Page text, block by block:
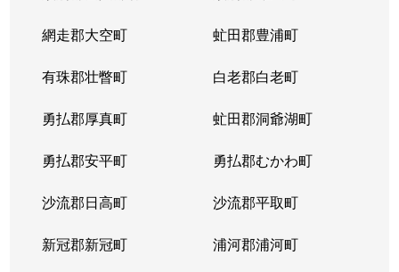
網走郡大空町 虻田郡豊浦町
有珠郡壮瞥町 白老郡白老町
勇払郡厚真町 虻田郡洞爺湖町
勇払郡安平町 勇払郡むかわ町
沙流郡日高町 沙流郡平取町
新冠郡新冠町 浦河郡浦河町